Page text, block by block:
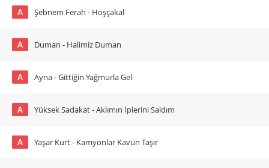
A Şebnem Ferah - Hoşçakal
A Duman - Halimiz Duman
A Ayna - Gittiğin Yağmurla Gel
A Yüksek Sadakat - Aklımın İplerini Saldım
A Yaşar Kurt - Kamyonlar Kavun Taşır